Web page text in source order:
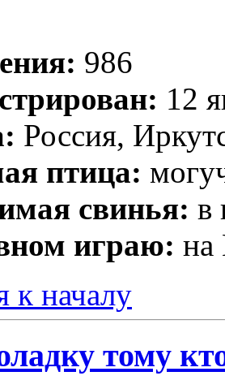
986
12
Россия,
птица:
свинья: в
играю: на
к началу
тому